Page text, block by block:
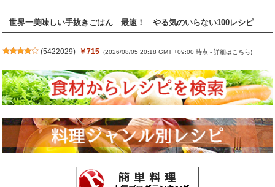
世界一美味しい手抜きごはん 最速！ やる気のいらない100レシピ
(5422029) ￥715 (2026/08/05 20:18 GMT +09:00 時点 -詳細はこちら)